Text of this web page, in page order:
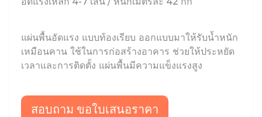
แผ่นพื้นอัดแรง แบบท้องเรียบ ออกแบบมาให้รับน้ำหนัก
เหมือนคาน ใช้ในการก่อสร้างอาคาร ช่วยให้ประหยัด
เวลาและการติดตั้ง แผ่นพื้นมีความแข็งแรงสูง
สอบถาม ขอใบเสนอราคา